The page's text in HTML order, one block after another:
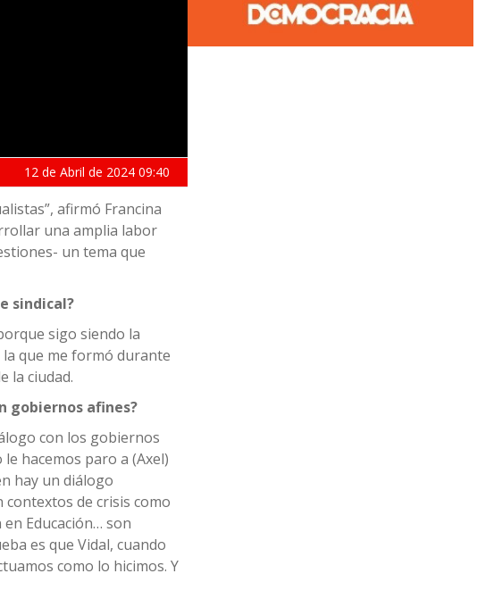
12 de Abril de 2024 09:40
afirmó Francina
una amplia labor
un tema que
sindical?
sigo siendo la
que me formó durante
la ciudad.
gobiernos afines?
con los gobiernos
hacemos paro a (Axel)
hay un diálogo
de crisis como
Educación… son
es que Vidal, cuando
como lo hicimos. Y